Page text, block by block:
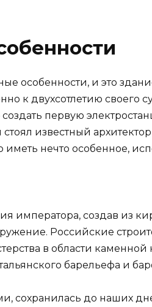
особенности, и это
к двухсотлетию своего
первую
известный
нечто особенное,
императора, создав из
Российские
в области
барельефа и
сохранилась до наших